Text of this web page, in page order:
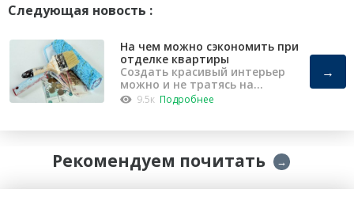
Следующая новость :
На чем можно сэкономить при
отделке квартиры
Создать красивый интерьер
можно и не тратясь на
капремонт
9.5к Подробнее
→
Рекомендуем почитать →